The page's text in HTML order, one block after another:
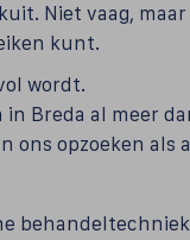
Niet vaag,
kunt.
wordt.
Breda al meer
ons opzoeken als